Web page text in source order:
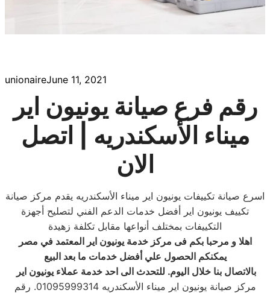
unionaireJune 11, 2021
رقم فرع صيانة يونيون اير
ميناء الأسكندريه | اتصل
الان
اسرع صيانة تكييفات يونيون اير ميناء الأسكندريه يقدم مركز صيانة
تكييف يونيون اير أفضل خدمات الدعم الفني لتصليح أجهزة
التكييفات بمختلف أنواعها مقابل تكلفة زهيدة
اهلا و مرحبا بكم فى مركز خدمة يونيون اير المعتمد في مصر
يمكنكم الحصول علي أفضل خدمات ما بعد البيع
بالاتصال بنا خلال اليوم. للتحدث الى احد خدمة عملاء يونيون اير
مركز صيانة يونيون اير ميناء الأسكندريه 01095999314. رقم